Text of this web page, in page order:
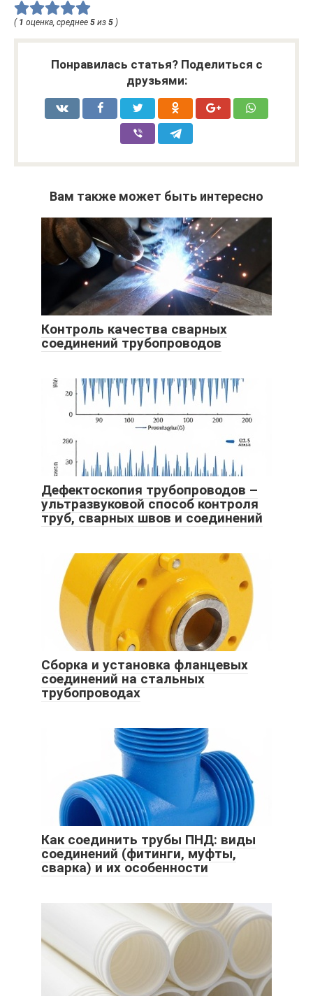
( 1 оценка, среднее 5 из 5 )
Понравилась статья? Поделиться с
друзьями:
Вам также может быть интересно
Контроль качества сварных
соединений трубопроводов
Дефектоскопия трубопроводов –
ультразвуковой способ контроля
труб, сварных швов и соединений
Сборка и установка фланцевых
соединений на стальных
трубопроводах
Как соединить трубы ПНД: виды
соединений (фитинги, муфты,
сварка) и их особенности